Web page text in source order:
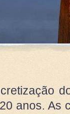
anos. As